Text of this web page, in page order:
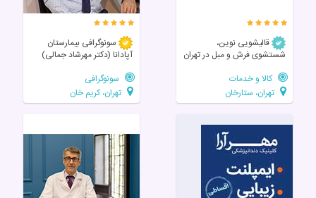
قالیشویی نوین،
شستشوی فرش و مبل در تهران
کالا و خدمات
تهران، ستارخان
سونوگرافی بیمارستان
آپادانا (دکتر مهرشاد جمالی)
سونوگرافی
تهران، کریم خان